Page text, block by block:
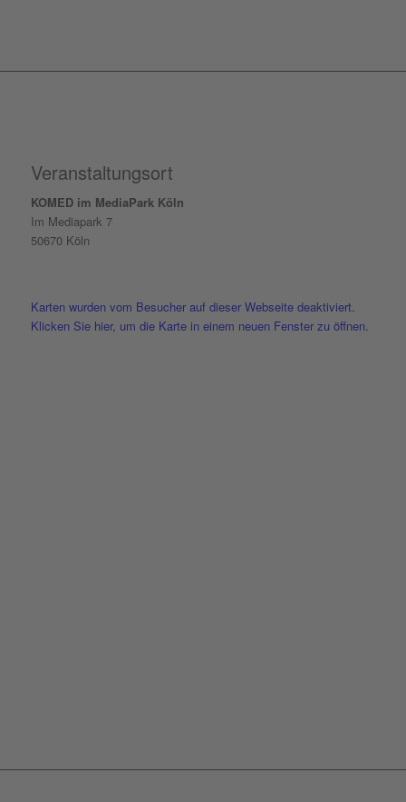
Veranstaltungsort
KOMED im MediaPark Köln
Im Mediapark 7
50670 Köln
Karten wurden vom Besucher auf dieser Webseite deaktiviert.
Klicken Sie hier, um die Karte in einem neuen Fenster zu öffnen.